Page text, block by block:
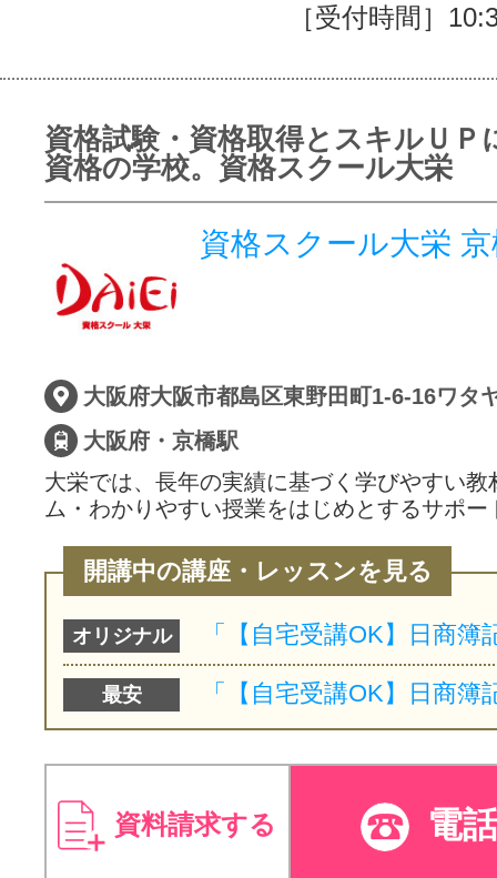
［受付時間］
資格試験・資格取得とスキルＵＰ
資格の学校。資格スクール大栄
資格スクール大栄
大阪府・京橋駅
大栄では、長年の実績に基づく学びやすい教
ム・わかりやすい授業をはじめとするサポ
開講中の講座・レッスンを見る
オリジナル
最安
資料請求する 電